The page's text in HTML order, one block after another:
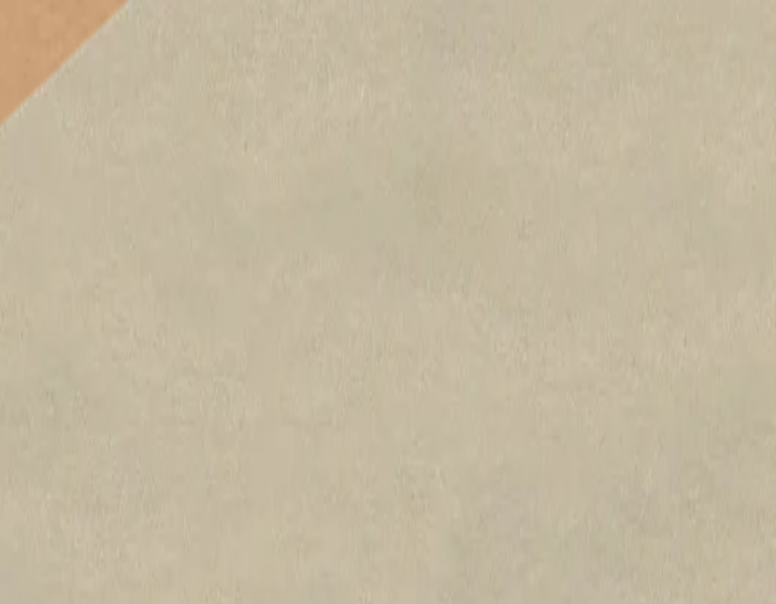
caractérisés par une très haute performance thermique et une épaisseur minimale.